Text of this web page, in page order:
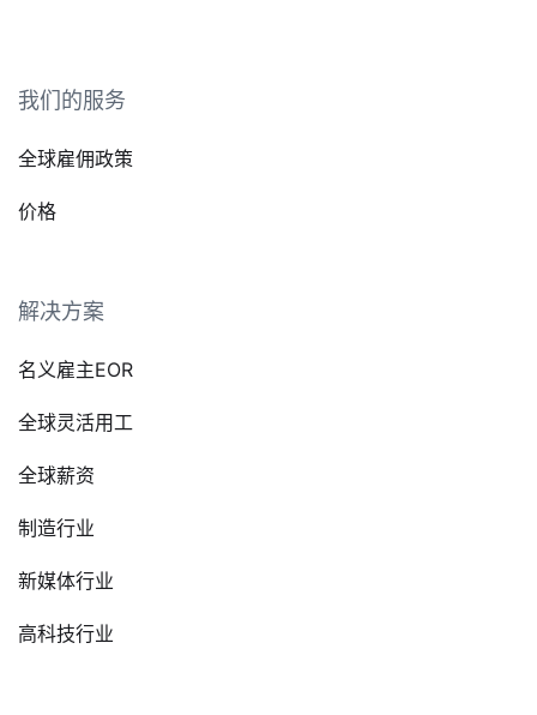
我们的服务
全球雇佣政策
价格
解决方案
名义雇主EOR
全球灵活用工
全球薪资
制造行业
新媒体行业
高科技行业